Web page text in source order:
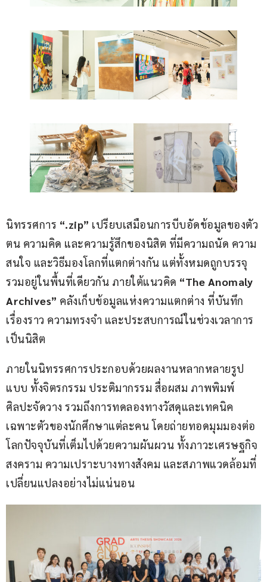
นิทรรศการ “.zip” เปรียบเสมือนการบีบอัดข้อมูลของตัว
ตน ความคิด และความรู้สึกของนิสิต ที่มีความถนัด ความ
สนใจ และวิธีมองโลกที่แตกต่างกัน แต่ทั้งหมดถูกบรรจุ
รวมอยู่ในพื้นที่เดียวกัน ภายใต้แนวคิด “The Anomaly
Archives” คลังเก็บข้อมูลแห่งความแตกต่าง ที่บันทึก
เรื่องราว ความทรงจำ และประสบการณ์ในช่วงเวลาการ
เป็นนิสิต
ภายในนิทรรศการประกอบด้วยผลงานหลากหลายรูป
แบบ ทั้งจิตรกรรม ประติมากรรม สื่อผสม ภาพพิมพ์
ศิลปะจัดวาง รวมถึงการทดลองทางวัสดุและเทคนิค
เฉพาะตัวของนักศึกษาแต่ละคน โดยถ่ายทอดมุมมองต่อ
โลกปัจจุบันที่เต็มไปด้วยความผันผวน ทั้งภาวะเศรษฐกิจ
สงคราม ความเปราะบางทางสังคม และสภาพแวดล้อมที่
เปลี่ยนแปลงอย่างไม่แน่นอน